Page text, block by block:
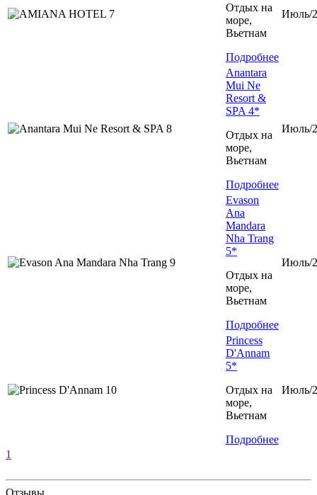
Отдых на
море,
Вьетнам
Подробнее
Июль/
Anantara
Mui Ne
Resort &
SPA 4*
Отдых на
море,
Вьетнам
Подробнее
Июль/
Evason
Ana
Mandara
Nha Trang
5*
Отдых на
море,
Вьетнам
Подробнее
Июль/
Princess
D'Annam
5*
Отдых на
море,
Вьетнам
Подробнее
Июль/
1
Отзывы